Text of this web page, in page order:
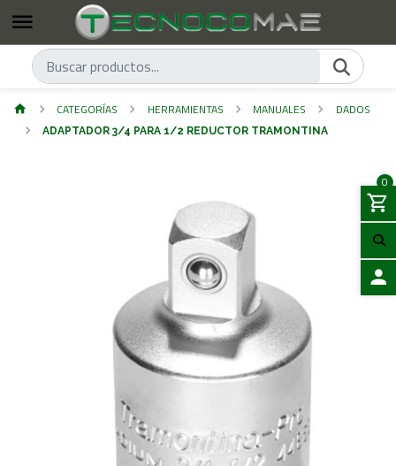
0
CATEGORÍAS HERRAMIENTAS MANUALES DADOS
ADAPTADOR 3/4 PARA 1/2 REDUCTOR TRAMONTINA